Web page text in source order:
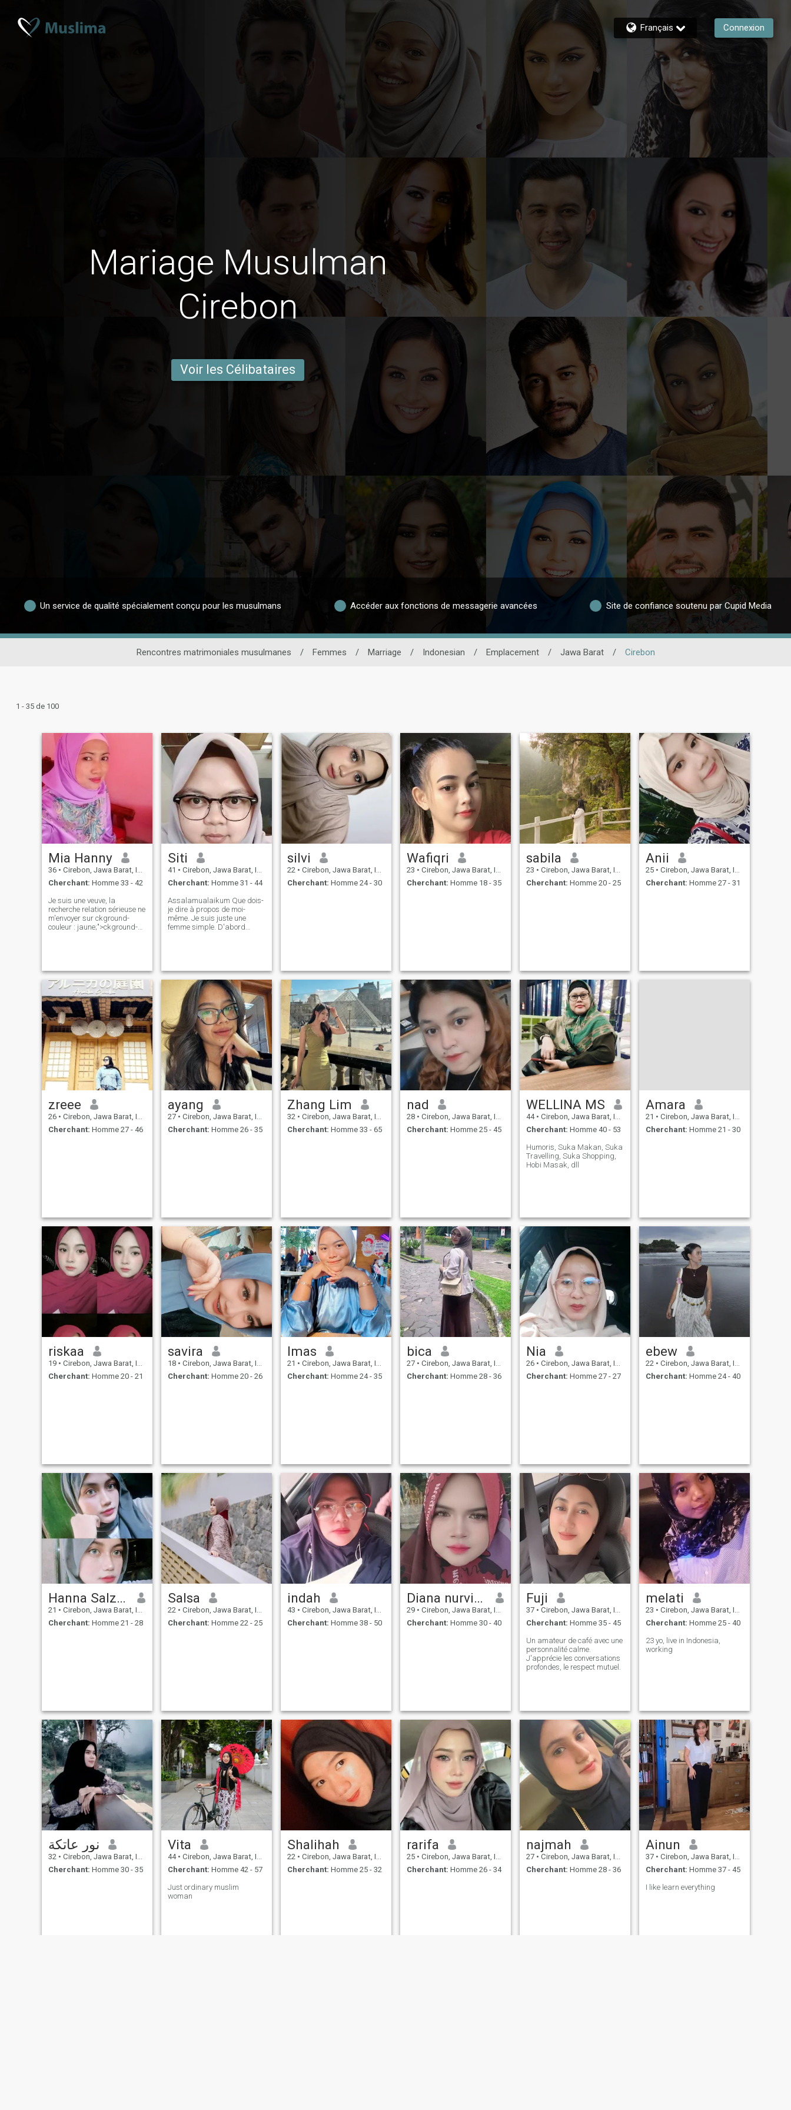
Français Connexion
Mariage Musulman
Cirebon
Voir les Célibataires
Un service de qualité spécialement conçu pour les musulmans Accéder aux fonctions de messagerie avancées Site de confiance soutenu par Cupid Media
Rencontres matrimoniales musulmanes / Femmes / Marriage / Indonesian / Emplacement / Jawa Barat / Cirebon
1 - 35 de 100
Mia Hanny
36 • Cirebon, Jawa Barat, Indonésie
Cherchant: Homme 33 - 42
Je suis une veuve, la
recherche relation sérieuse ne
m'envoyer sur ckground-
couleur : jaune;">ckground-
sors côté seulement, mais im
bonne femme, coeur,
caracter.im pas une fille de
jeu.
Siti
41 • Cirebon, Jawa Barat, Indonésie
Cherchant: Homme 31 - 44
Assalamualaikum Que dois-
je dire à propos de moi-
même. Je suis juste une
femme simple. D'abord
accroître mes
connaissances..je ne suis
pas parfait, mais essayez
d'être une meilleure personne
chaque jour et notez je
n'accepte pas poligami...j'ai
vraiment triste car mon
précédent compte avait été
piraté..vous parler de
dernier...
Wassalamualaikum
silvi
22 • Cirebon, Jawa Barat, Indonésie
Cherchant: Homme 24 - 30
Wafiqri
23 • Cirebon, Jawa Barat, Indonésie
Cherchant: Homme 18 - 35
sabila
23 • Cirebon, Jawa Barat, Indonésie
Cherchant: Homme 20 - 25
Anii
25 • Cirebon, Jawa Barat, Indonésie
Cherchant: Homme 27 - 31
zreee
26 • Cirebon, Jawa Barat, Indonésie
Cherchant: Homme 27 - 46
ayang
27 • Cirebon, Jawa Barat, Indonésie
Cherchant: Homme 26 - 35
Zhang Lim
32 • Cirebon, Jawa Barat, Indonésie
Cherchant: Homme 33 - 65
nad
28 • Cirebon, Jawa Barat, Indonésie
Cherchant: Homme 25 - 45
WELLINA MS
44 • Cirebon, Jawa Barat, Indonésie
Cherchant: Homme 40 - 53
Humoris, Suka Makan, Suka
Travelling, Suka Shopping,
Hobi Masak, dll
Amara
21 • Cirebon, Jawa Barat, Indonésie
Cherchant: Homme 21 - 30
riskaa
19 • Cirebon, Jawa Barat, Indonésie
Cherchant: Homme 20 - 21
savira
18 • Cirebon, Jawa Barat, Indonésie
Cherchant: Homme 20 - 26
Imas
21 • Cirebon, Jawa Barat, Indonésie
Cherchant: Homme 24 - 35
bica
27 • Cirebon, Jawa Barat, Indonésie
Cherchant: Homme 28 - 36
Nia
26 • Cirebon, Jawa Barat, Indonésie
Cherchant: Homme 27 - 27
ebew
22 • Cirebon, Jawa Barat, Indonésie
Cherchant: Homme 24 - 40
Hanna Salzabila Prayunda
21 • Cirebon, Jawa Barat, Indonésie
Cherchant: Homme 21 - 28
Salsa
22 • Cirebon, Jawa Barat, Indonésie
Cherchant: Homme 22 - 25
indah
43 • Cirebon, Jawa Barat, Indonésie
Cherchant: Homme 38 - 50
Diana nurvita Dewi
29 • Cirebon, Jawa Barat, Indonésie
Cherchant: Homme 30 - 40
Fuji
37 • Cirebon, Jawa Barat, Indonésie
Cherchant: Homme 35 - 45
Un amateur de café avec une
personnalité calme.
J'apprécie les conversations
profondes, le respect mutuel.
melati
23 • Cirebon, Jawa Barat, Indonésie
Cherchant: Homme 25 - 40
23 yo, live in Indonesia,
working
نور عاتكة
32 • Cirebon, Jawa Barat, Indonésie
Cherchant: Homme 30 - 35
Vita
44 • Cirebon, Jawa Barat, Indonésie
Cherchant: Homme 42 - 57
Just ordinary muslim
woman
Shalihah
22 • Cirebon, Jawa Barat, Indonésie
Cherchant: Homme 25 - 32
rarifa
25 • Cirebon, Jawa Barat, Indonésie
Cherchant: Homme 26 - 34
najmah
27 • Cirebon, Jawa Barat, Indonésie
Cherchant: Homme 28 - 36
Ainun
37 • Cirebon, Jawa Barat, Indonésie
Cherchant: Homme 37 - 45
I like learn everything